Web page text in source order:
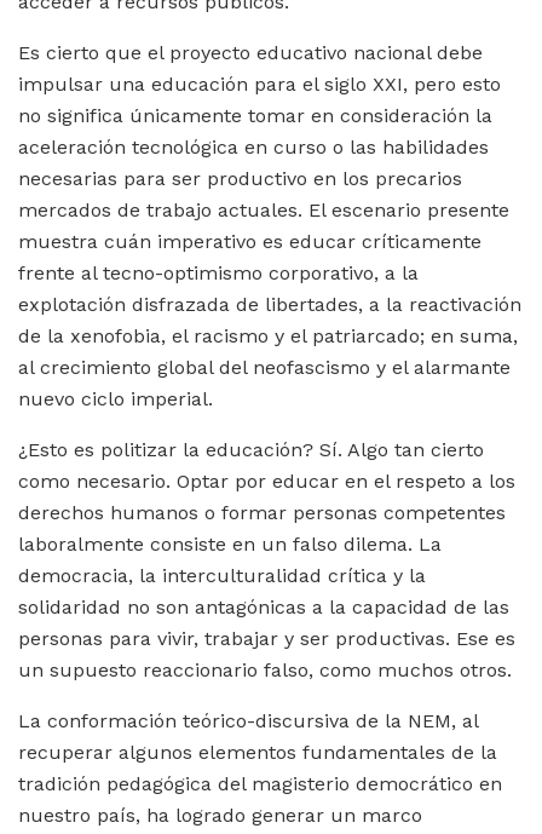
Es cierto que el proyecto educativo nacional debe
impulsar una educación para el siglo XXI, pero esto
no significa únicamente tomar en consideración la
aceleración tecnológica en curso o las habilidades
necesarias para ser productivo en los precarios
mercados de trabajo actuales. El escenario presente
muestra cuán imperativo es educar críticamente
frente al tecno-optimismo corporativo, a la
explotación disfrazada de libertades, a la reactivación
de la xenofobia, el racismo y el patriarcado; en suma,
al crecimiento global del neofascismo y el alarmante
nuevo ciclo imperial.
¿Esto es politizar la educación? Sí. Algo tan cierto
como necesario. Optar por educar en el respeto a los
derechos humanos o formar personas competentes
laboralmente consiste en un falso dilema. La
democracia, la interculturalidad crítica y la
solidaridad no son antagónicas a la capacidad de las
personas para vivir, trabajar y ser productivas. Ese es
un supuesto reaccionario falso, como muchos otros.
La conformación teórico-discursiva de la NEM, al
recuperar algunos elementos fundamentales de la
tradición pedagógica del magisterio democrático en
nuestro país, ha logrado generar un marco